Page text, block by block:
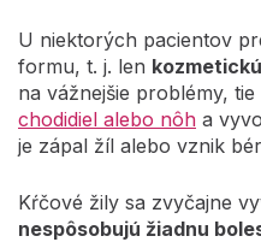
U niektorých pacientov
formu, t. j. len
na vážnejšie problémy,
chodidiel alebo nôh a
je zápal žíl alebo vznik
Kŕčové žily sa zvyčajne
nespôsobujú žiadnu